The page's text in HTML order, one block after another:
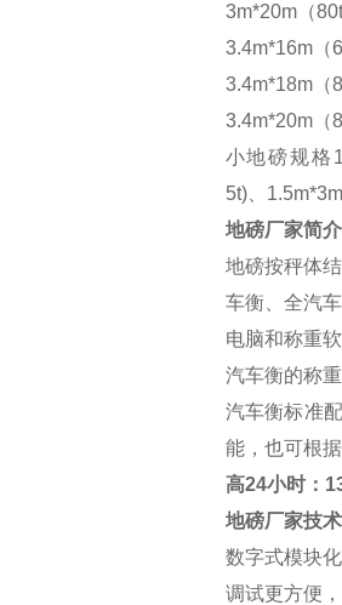
3m*20m（
3.4m*16m（
3.4m*18m（
3.4m*20m（
小地磅规格
5t)、
地磅厂家简
地磅按秤体
车衡、全汽
电脑和称重
汽车衡的称
汽车衡标准
能，也可根
高24小时：
地磅厂家技
数字式模块
调试更方便